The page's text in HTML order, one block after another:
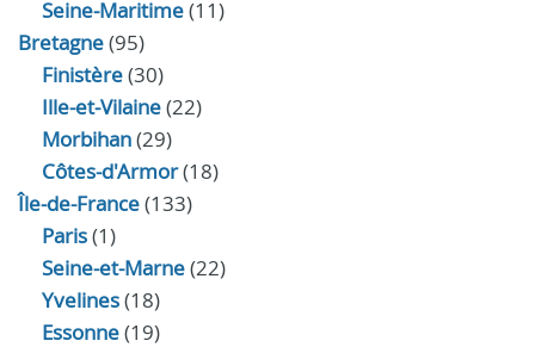
Seine-Maritime(11)
Bretagne(95)
Finistère(30)
Ille-et-Vilaine(22)
Morbihan(29)
Côtes-d'Armor(18)
Île-de-France(133)
Paris(1)
Seine-et-Marne(22)
Yvelines(18)
Essonne(19)